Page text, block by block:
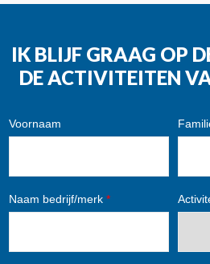
IK BLIJF GRAAG OP
DE ACTIVITEITEN
Voornaam
Naam bedrijf/merk *